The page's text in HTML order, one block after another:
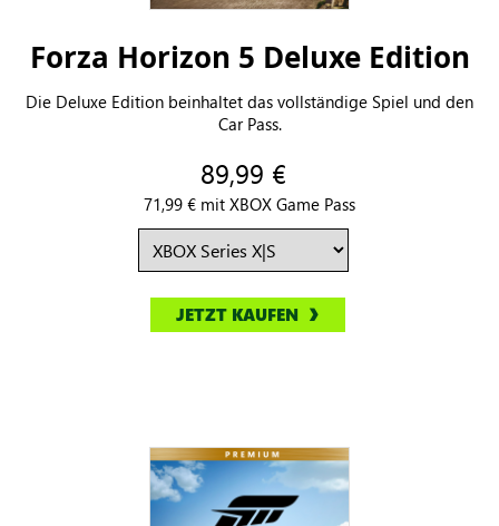
Forza Horizon 5 Deluxe Edition
Die Deluxe Edition beinhaltet das vollständige Spiel und den
Car Pass.
89,99 €
71,99 € mit XBOX Game Pass
JETZT KAUFEN